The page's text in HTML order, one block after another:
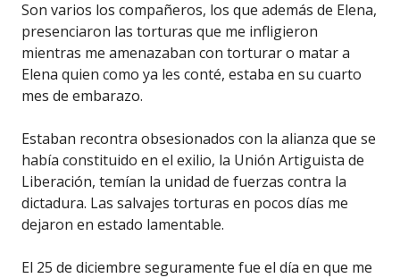
Son varios los compañeros, los que además de Elena,
presenciaron las torturas que me infligieron
mientras me amenazaban con torturar o matar a
Elena quien como ya les conté, estaba en su cuarto
mes de embarazo.
Estaban recontra obsesionados con la alianza que se
había constituido en el exilio, la Unión Artiguista de
Liberación, temían la unidad de fuerzas contra la
dictadura. Las salvajes torturas en pocos días me
dejaron en estado lamentable.
El 25 de diciembre seguramente fue el día en que me